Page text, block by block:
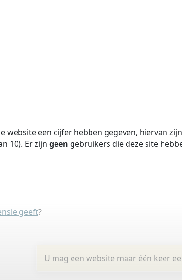
website een cijfer hebben gegeven, hiervan
10). Er zijn geen gebruikers die deze site
geeft?
U mag een website maar één keer